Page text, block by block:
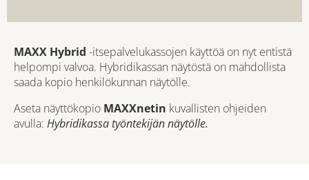
MAXX Hybrid -itsepalvelukassojen käyttöä on nyt entistä
helpompi valvoa. Hybridikassan näytöstä on mahdollista
saada kopio henkilökunnan näytölle.
Aseta näyttökopio MAXXnetin kuvallisten ohjeiden
avulla: Hybridikassa työntekijän näytölle.